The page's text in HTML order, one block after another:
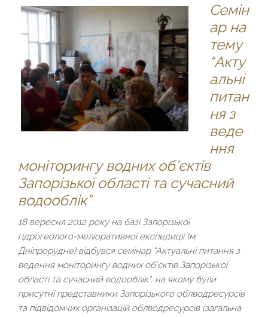
Семін
ар на
тему
“Акту
альні
питан
ня з
веде
ння
моніторингу водних об’єктів
Запорізької області та сучасний
водооблік”
18 вересня 2012 року на базі Запорізької
гідрогеолого-меліоративної експедиції (м.
Дніпрорудне) відбувся семінар “Актуальні питання з
ведення моніторингу водних об’єктів Запорізької
області та сучасний водооблік”, на якому були
присутні представники Запорізького облводресурсів
та підвідомчих організацій облводресурсів (загальна